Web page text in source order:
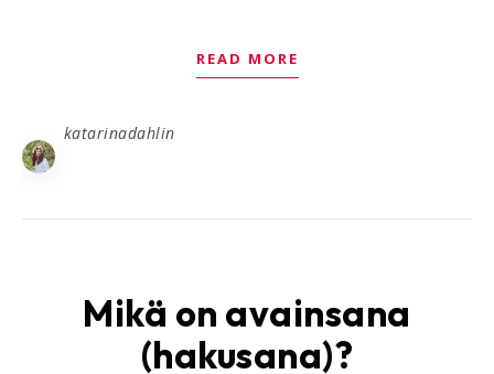
READ MORE
katarinadahlin
Mikä on avainsana
(hakusana)?